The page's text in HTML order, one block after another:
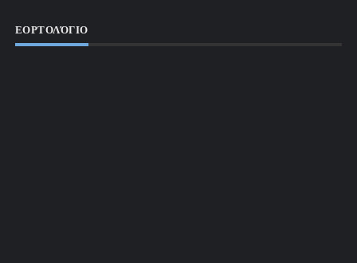
ΕΟΡΤΟΛΌΓΙΟ